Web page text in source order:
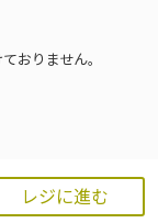
レジに進む
おりません。